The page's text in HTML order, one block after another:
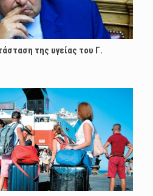
της υγείας του Γ.